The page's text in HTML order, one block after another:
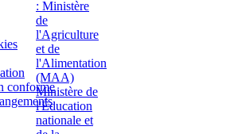
conforme